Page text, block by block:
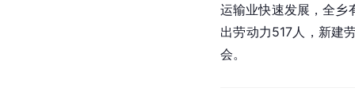
运输业快速发展，全乡
出劳动力517人，新建
会。